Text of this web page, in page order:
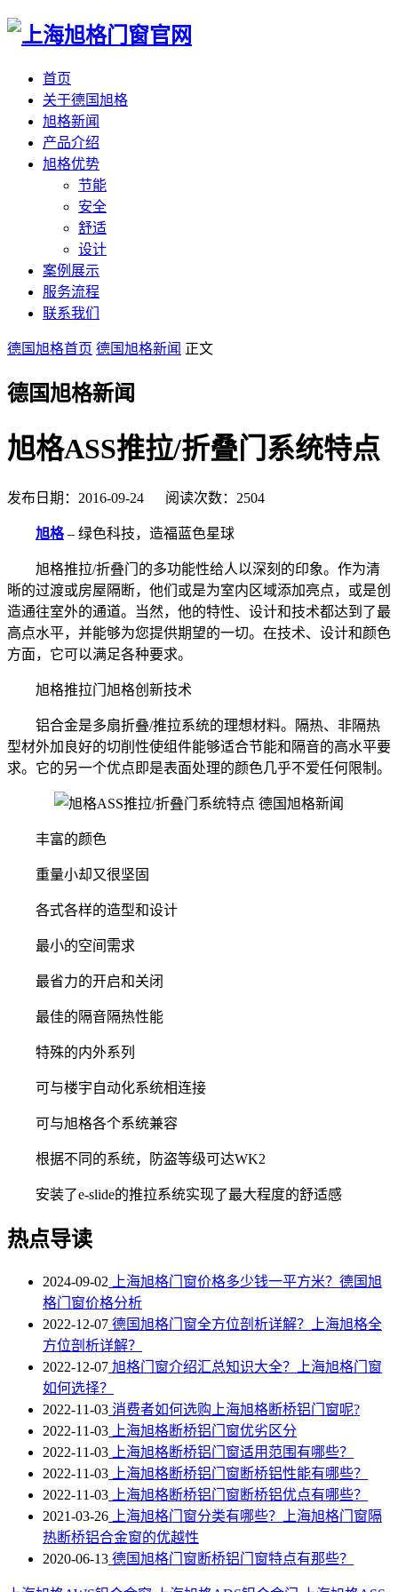
首页
关于德国旭格
旭格新闻
产品介绍
旭格优势
节能
安全
舒适
设计
案例展示
服务流程
联系我们
德国旭格首页 德国旭格新闻 正文
德国旭格新闻
旭格ASS推拉/折叠门系统特点
发布日期：2016-09-24 阅读次数：2504
旭格– 绿色科技，造福蓝色星球
旭格推拉/折叠门的多功能性给人以深刻的印象。作为清
晰的过渡或房屋隔断，他们或是为室内区域添加亮点，或是创
造通往室外的通道。当然，他的特性、设计和技术都达到了最
高点水平，并能够为您提供期望的一切。在技术、设计和颜色
方面，它可以满足各种要求。
旭格推拉门旭格创新技术
铝合金是多扇折叠/推拉系统的理想材料。隔热、非隔热
型材外加良好的切削性使组件能够适合节能和隔音的高水平要
求。它的另一个优点即是表面处理的颜色几乎不爱任何限制。
丰富的颜色
重量小却又很坚固
各式各样的造型和设计
最小的空间需求
最省力的开启和关闭
最佳的隔音隔热性能
特殊的内外系列
可与楼宇自动化系统相连接
可与旭格各个系统兼容
根据不同的系统，防盗等级可达WK2
安装了e-slide的推拉系统实现了最大程度的舒适感
热点导读
2024-09-02 上海旭格门窗价格多少钱一平方米？德国旭
格门窗价格分析
2022-12-07 德国旭格门窗全方位剖析详解？上海旭格全
方位剖析详解？
2022-12-07 旭格门窗介绍汇总知识大全？上海旭格门窗
如何选择？
2022-11-03 消费者如何选购上海旭格断桥铝门窗呢?
2022-11-03 上海旭格断桥铝门窗优劣区分
2022-11-03 上海旭格​断桥铝门窗适用范围有哪些？
2022-11-03 上海旭格断桥铝门窗断桥铝性能有哪些？
2022-11-03 上海旭格断桥铝门窗断桥铝优点有哪些？
2021-03-26 上海旭格门窗分类有哪些？上海旭格门窗隔
热断桥铝合金窗的优越性
2020-06-13 德国旭格门窗断桥铝门窗特点有那些？